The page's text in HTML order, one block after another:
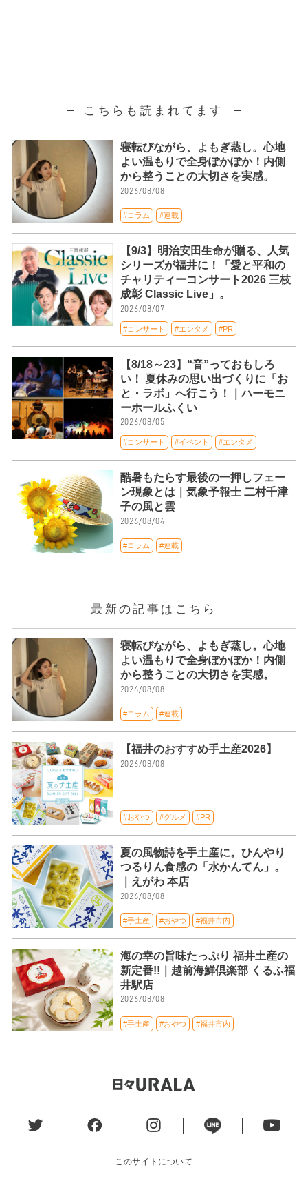
こちらも読まれてます
寝転びながら、よもぎ蒸し。心地
よい温もりで全身ぽかぽか！内側
から整うことの大切さを実感。
2026/08/08
#コラム #連載
【9/3】明治安田生命が贈る、人気
シリーズが福井に！「愛と平和の
チャリティーコンサート2026 三枝
成彰 Classic Live」。
2026/08/07
#コンサート #エンタメ #PR
【8/18～23】“音”っておもしろ
い！ 夏休みの思い出づくりに「お
と・ラボ」へ行こう！｜ハーモニ
ーホールふくい
2026/08/05
#コンサート #イベント #エンタメ
酷暑もたらす最後の一押しフェー
ン現象とは｜気象予報士 二村千津
子の風と雲
2026/08/04
#コラム #連載
最新の記事はこちら
寝転びながら、よもぎ蒸し。心地
よい温もりで全身ぽかぽか！内側
から整うことの大切さを実感。
2026/08/08
#コラム #連載
【福井のおすすめ手土産2026】
2026/08/08
#おやつ #グルメ #PR
夏の風物詩を手土産に。ひんやり
つるりん食感の「水かんてん」。
｜えがわ 本店
2026/08/08
#手土産 #おやつ #福井市内
海の幸の旨味たっぷり 福井土産の
新定番!!｜越前海鮮倶楽部 くるふ福
井駅店
2026/08/08
#手土産 #おやつ #福井市内
このサイトについて